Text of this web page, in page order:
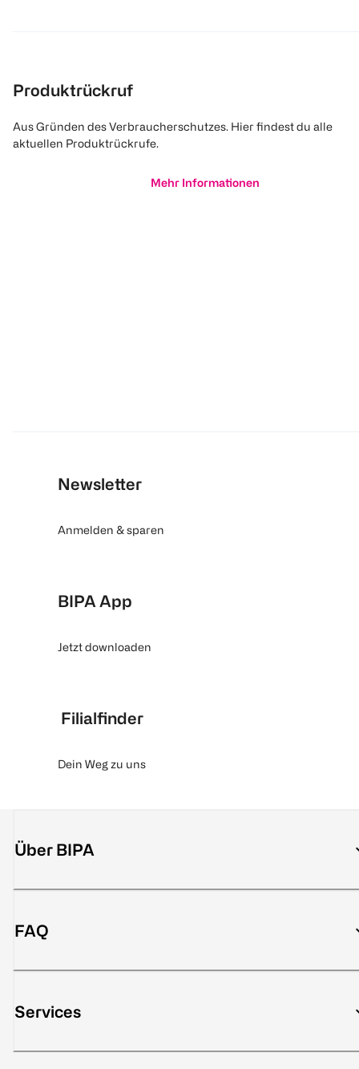
Produktrückruf
Aus Gründen des Verbraucherschutzes. Hier findest du alle
aktuellen Produktrückrufe.
Mehr Informationen
Newsletter
Anmelden & sparen
BIPA App
Jetzt downloaden
Filialfinder
Dein Weg zu uns
Über BIPA
FAQ
Services